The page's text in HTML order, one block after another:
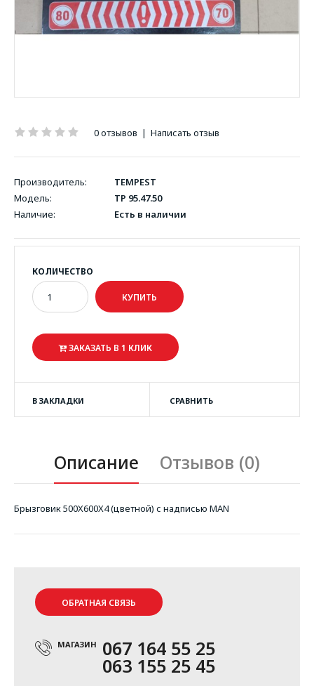
0 отзывов | Написать отзыв
Производитель:
TEMPEST
Модель:
TP 95.47.50
Наличие:
Есть в наличии
КОЛИЧЕСТВО
ЗАКАЗАТЬ В 1 КЛИК
В ЗАКЛАДКИ СРАВНИТЬ
Описание Отзывов (0)
Брызговик 500X600X4 (цветной) с надписью MAN
ОБРАТНАЯ СВЯЗЬ
МАГАЗИН 067 164 55 25
063 155 25 45